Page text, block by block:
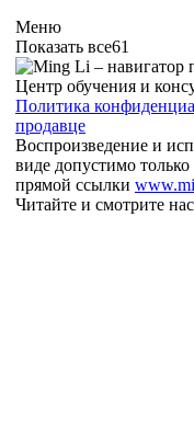
Меню
Показать все61
Центр обучения и
Политика
продавце
Воспроизведение и
виде допустимо
прямой ссылки
Читайте и смотрите